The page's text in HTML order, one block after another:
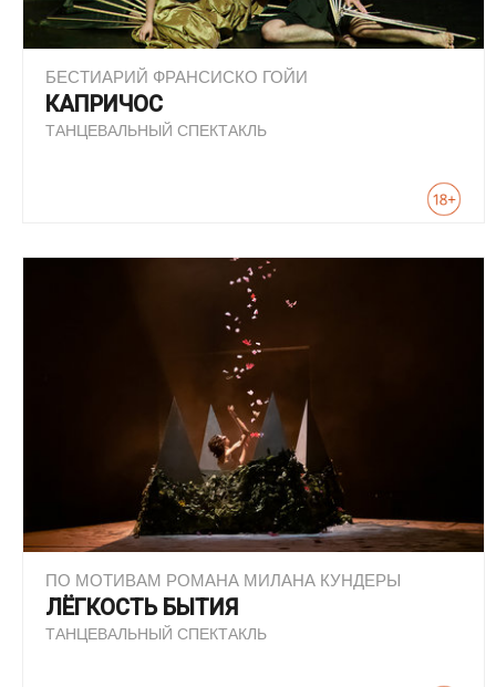
БЕСТИАРИЙ ФРАНСИСКО ГОЙИ
КАПРИЧОС
ТАНЦЕВАЛЬНЫЙ СПЕКТАКЛЬ
ПО МОТИВАМ РОМАНА МИЛАНА КУНДЕРЫ
ЛЁГКОСТЬ БЫТИЯ
ТАНЦЕВАЛЬНЫЙ СПЕКТАКЛЬ